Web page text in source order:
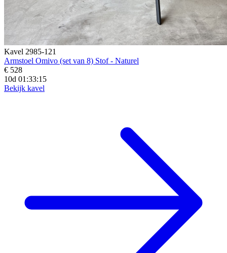
Kavel 2985-121
Armstoel Omivo (set van 8) Stof - Naturel
€ 528
10d 01:33:14
Bekijk kavel